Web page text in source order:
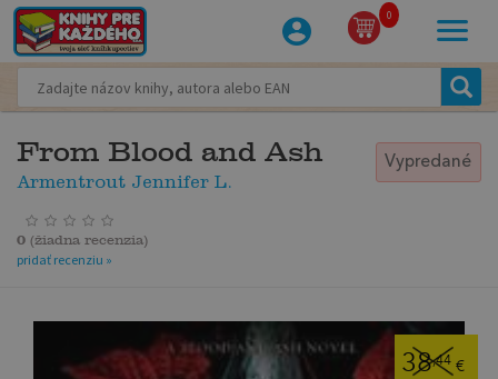
0
From Blood and Ash
Armentrout Jennifer L.
Vypredané
0 (žiadna recenzia)
pridať recenziu »
38,44 €